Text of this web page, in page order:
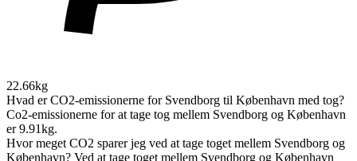
22.66kg
Hvad er CO2-emissionerne for Svendborg til København med tog?
Co2-emissionerne for at tage tog mellem Svendborg og København
er 9.91kg.
Hvor meget CO2 sparer jeg ved at tage toget mellem Svendborg og
København? Ved at tage toget mellem Svendborg og København